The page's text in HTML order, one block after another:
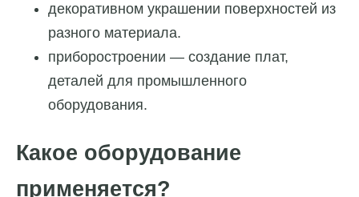
декоративном украшении поверхностей из
разного материала.
приборостроении — создание плат,
деталей для промышленного
оборудования.
Какое оборудование
применяется?